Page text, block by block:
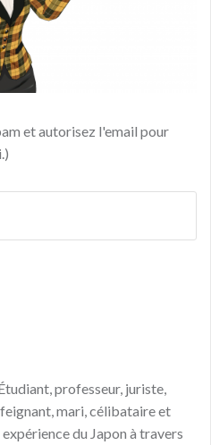
et autorisez l'email pour
professeur, juriste,
mari, célibataire et
du Japon à travers